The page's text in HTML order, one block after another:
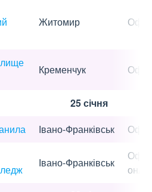
Житомир
Кременчук
25 січня
Івано-Франківськ
Івано-Франківськ